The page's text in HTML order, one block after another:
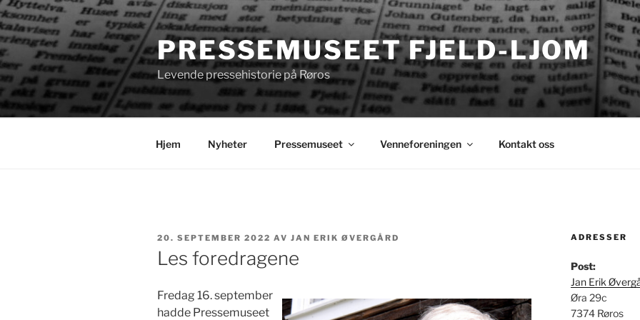
Gå
til
innhold
PRESSEMUSEET FJELD-LJOM
Levende pressehistorie på Røros
Hjem Nyheter Pressemuseet Venneforeningen Kontakt oss
PUBLISERT
20. SEPTEMBER 2022 AV JAN ERIK ØVERGÅRD
Les foredragene
Fredag 16. september
hadde Pressemuseet
ADRESSER
Post:
Jan Erik
Øra 29c
7374 Røros